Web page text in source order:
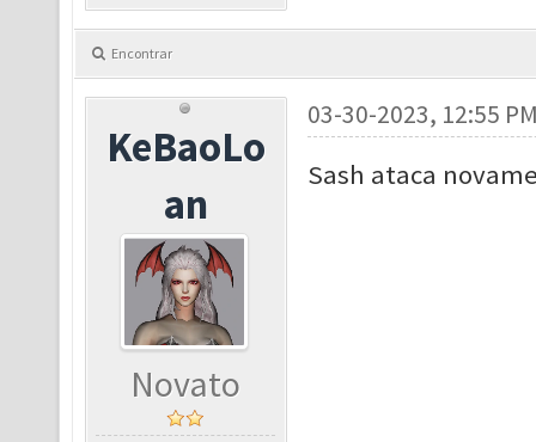
Encontrar
KeBaoLo
an
Novato
03-30-2023, 12:55
Sash ataca